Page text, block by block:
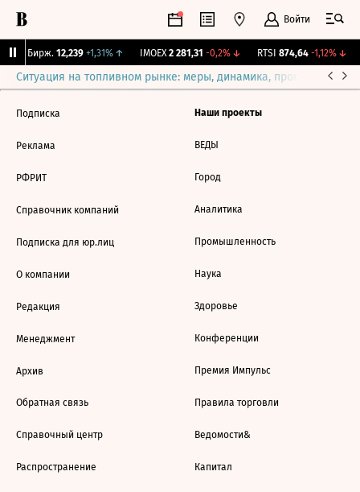
Войти
CNY Бирж. 12,239 +1,31%↑ IMOEX 2 281,31 -0,2%↓ RTSI 874,64 -1,12%↓
Ситуация на топливном рынке: меры, динамика, прогнозы
Подписка
Реклама
РФРИТ
Справочник компаний
Подписка для юр.лиц
О компании
Редакция
Менеджмент
Архив
Обратная связь
Справочный центр
Распространение
Наши проекты
ВЕДЫ
Город
Аналитика
Промышленность
Наука
Здоровье
Конференции
Премия Импульс
Правила торговли
Ведомости&
Капитал